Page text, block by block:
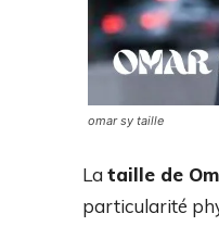
omar sy taille
La taille de
particularité